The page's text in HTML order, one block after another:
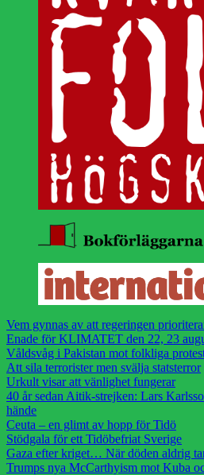
Vem gynnas av att regeringen
Enade för KLIMATET den 22, 23
Våldsvåg i Pakistan mot folkliga
Att sila terrorister men svälja statsterror
Urkult visar att vänlighet fungerar
40 år sedan Aitik-strejken: Lars
hände
Ceuta – en glimt av hopp för Tidö
Stödgala för ett Tidöbefriat Sverige
Gaza efter kriget… När döden aldrig
Trumps nya McCarthyism mot Kuba